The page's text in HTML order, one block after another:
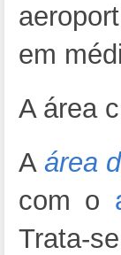
em
A área
A área
com o
Trata-